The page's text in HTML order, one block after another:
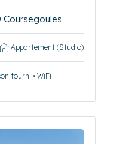
Coursegoules
Appartement (Studio)
fourni • WiFi